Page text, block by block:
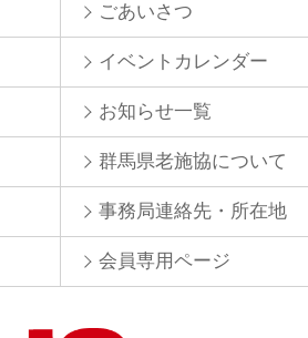
ごあいさつ
イベントカレンダー
お知らせ一覧
群馬県老施協について
事務局連絡先・所在地
会員専用ページ